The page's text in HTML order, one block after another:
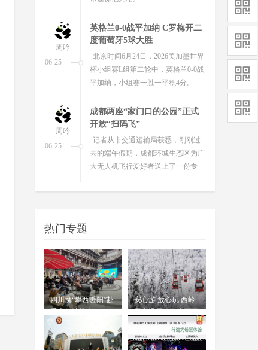
06-25
周吟
英格兰0-0战平加纳 C罗梅开二
度葡萄牙5球大胜
北京时间6月24日，2026美加墨世界
杯小组赛L组第二轮中，英格兰0-0战
平加纳，小组赛一胜一平积4分。
06-25
周吟
成都两座“家门口的公园”正式
开放“扫码飞”
记者从市交通运输局获悉，刚刚过
去的端午假期，成都环城生态区为广
大无人机飞行爱好者送上了一份专
06-24
省运会公路自行车项目收官 蓉
赛事在自贡卧龙湖公园圆满收...
06-23
周吟
佛得角打进队史世界杯首球 伊
朗0比0逼平10人比利时 西班牙4
比0沙特，18岁亚马尔首球
北京时间6月22日上午，世界杯小组
赛H组第二轮，佛得角队迎战乌拉圭
队。
热门专题
四川携“攀西暖阳”赴
安心游 放心玩 西岭
放